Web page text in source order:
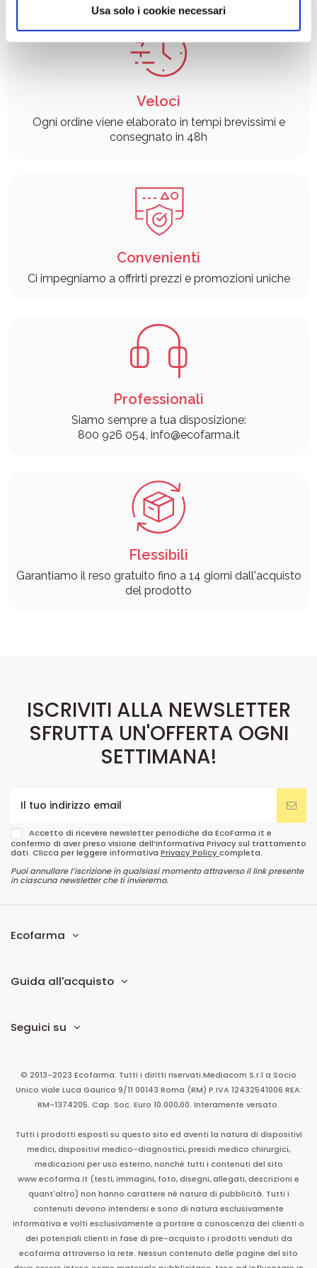
informazioni sul modo in cui utilizza il nostro sito con i
nostri partner che si occupano di analisi dei dati web,
pubblicità e social media, i quali potrebbero combinarle
con altre informazioni che ha fornito loro o che hanno
raccolto dal suo utilizzo dei loro servizi.
Usa solo i cookie necessari
Veloci
Ogni ordine viene elaborato in tempi brevissimi e
consegnato in 48h
Convenienti
Ci impegniamo a offrirti prezzi e promozioni uniche
Professionali
Siamo sempre a tua disposizione:
800 926 054, info@ecofarma.it
Flessibili
Garantiamo il reso gratuito fino a 14 giorni dall'acquisto
del prodotto
ISCRIVITI ALLA NEWSLETTER
SFRUTTA UN'OFFERTA OGNI
SETTIMANA!
Accetto di ricevere newsletter periodiche da EcoFarma.it e
confermo di aver preso visione dell’informativa Privacy sul trattamento
dati. Clicca per leggere informativa Privacy Policycompleta.
Puoi annullare l’iscrizione in qualsiasi momento attraverso il link presente
in ciascuna newsletter che ti invieremo.
Ecofarma
Guida all'acquisto
Seguici su
© 2013-2023 Ecofarma. Tutti i diritti riservati.Mediacom S.r.l a Socio
Unico viale Luca Gaurico 9/11 00143 Roma (RM) P.IVA 12432541006 REA:
RM-1374205. Cap. Soc. Euro 10.000,00. Interamente versato.
Tutti i prodotti esposti su questo sito ed aventi la natura di dispositivi
medici, dispositivi medico-diagnostici, presidi medico chirurgici,
medicazioni per uso esterno, nonché tutti i contenuti del sito
www.ecofarma.it (testi, immagini, foto, disegni, allegati, descrizioni e
quant'altro) non hanno carattere né natura di pubblicità. Tutti i
contenuti devono intendersi e sono di natura esclusivamente
informativa e volti esclusivamente a portare a conoscenza dei clienti o
dei potenziali clienti in fase di pre-acquisto i prodotti venduti da
ecofarma attraverso la rete. Nessun contenuto delle pagine del sito